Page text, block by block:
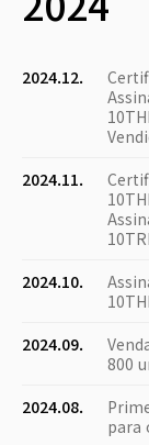
2024.12.
2024.11.
2024.10.
2024.09.
800
2024.08.
para